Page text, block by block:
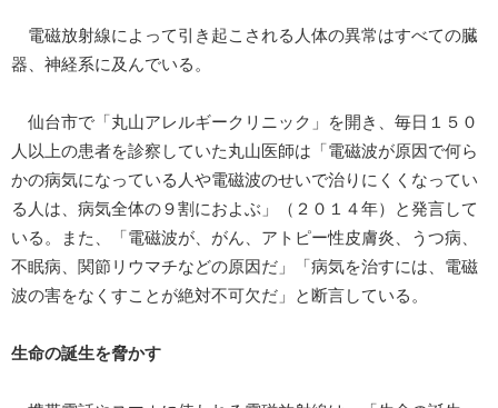
電磁放射線によって引き起こされる人体の異常はすべての臓
器、神経系に及んでいる。
仙台市で「丸山アレルギークリニック」を開き、毎日１５０
人以上の患者を診察していた丸山医師は「電磁波が原因で何ら
かの病気になっている人や電磁波のせいで治りにくくなってい
る人は、病気全体の９割におよぶ」（２０１４年）と発言して
いる。また、「電磁波が、がん、アトピー性皮膚炎、うつ病、
不眠病、関節リウマチなどの原因だ」「病気を治すには、電磁
波の害をなくすことが絶対不可欠だ」と断言している。
生命の誕生を脅かす